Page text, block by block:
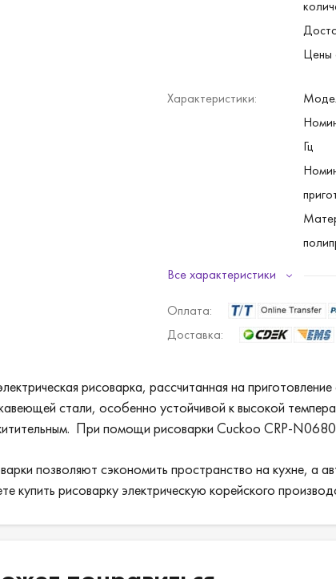
Цены
Характеристики:
Гц
Все характеристики
Оплата:
Доставка:
рисоварка, рассчитанная на
стали, особенно устойчивой к высокой
При помощи рисоварки Cuckoo CRP-
позволяют сэкономить пространство на кухне, а
купить рисоварку электрическую корейского